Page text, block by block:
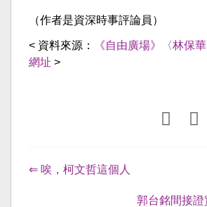
（作者是資深時事評論員）
< 資料來源： 《自由廣場》〈林保華
網址 >
⇐ 唉，柯文哲這個人
郭台銘間接